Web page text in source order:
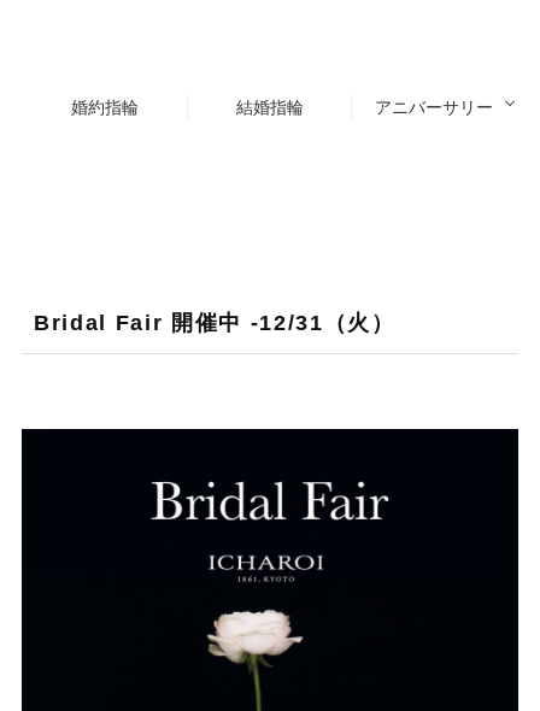
婚約指輪 結婚指輪 アニバーサリー
Bridal Fair 開催中 -12/31（火）